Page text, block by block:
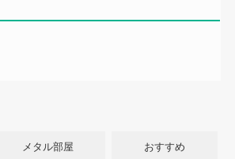
メタル部屋 おすすめ